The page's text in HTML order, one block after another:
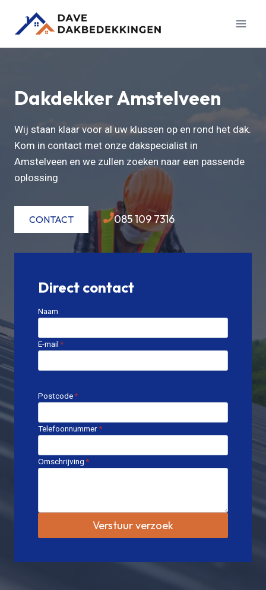
Dakdekker Amstelveen
Wij staan klaar voor al uw klussen op en rond het dak.
Kom in contact met onze dakspecialist in
Amstelveen en we zullen zoeken naar een passende
oplossing
CONTACT 085 109 7316
Direct contact
Naam
E-mail*
Postcode*
Telefoonnummer*
Omschrijving*
Verstuur verzoek